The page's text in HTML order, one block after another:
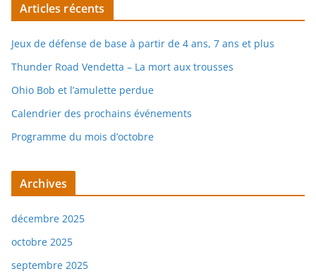
Articles récents
Jeux de défense de base à partir de 4 ans, 7 ans et plus
Thunder Road Vendetta – La mort aux trousses
Ohio Bob et l’amulette perdue
Calendrier des prochains événements
Programme du mois d’octobre
Archives
décembre 2025
octobre 2025
septembre 2025